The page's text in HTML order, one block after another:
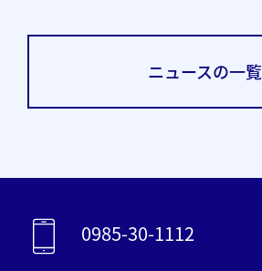
電話でのお問合せ
ニュースの一覧
0985-30-1112